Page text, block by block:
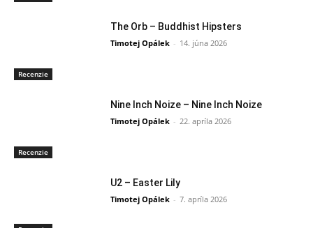
Recenzie
The Orb – Buddhist Hipsters
Timotej Opálek - 14. júna 2026
Recenzie
Nine Inch Noize – Nine Inch Noize
Timotej Opálek - 22. apríla 2026
U2 – Easter Lily
Timotej Opálek - 7. apríla 2026